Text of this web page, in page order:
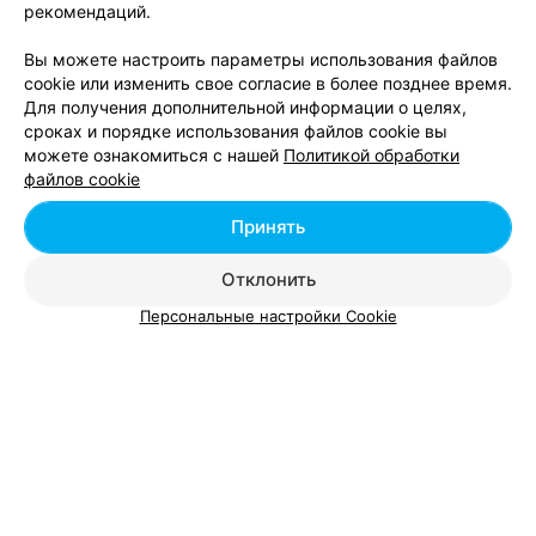
Минске
Добавить компанию
рекомендаций.
Вы можете настроить параметры использования файлов
cookie или изменить свое согласие в более позднее время.
Для получения дополнительной информации о целях,
сроках и порядке использования файлов cookie вы
можете ознакомиться с нашей Политикой обработки
файлов cookie
Отклонить
Принять
Персональные настройки Cookie